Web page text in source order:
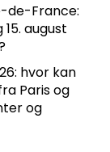
de-France:
august
hvor kan
Paris og
og